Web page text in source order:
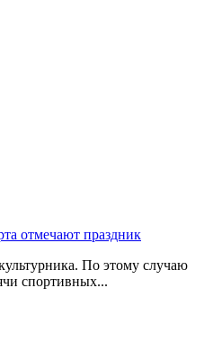
отмечают праздник
По этому случаю
спортивных...